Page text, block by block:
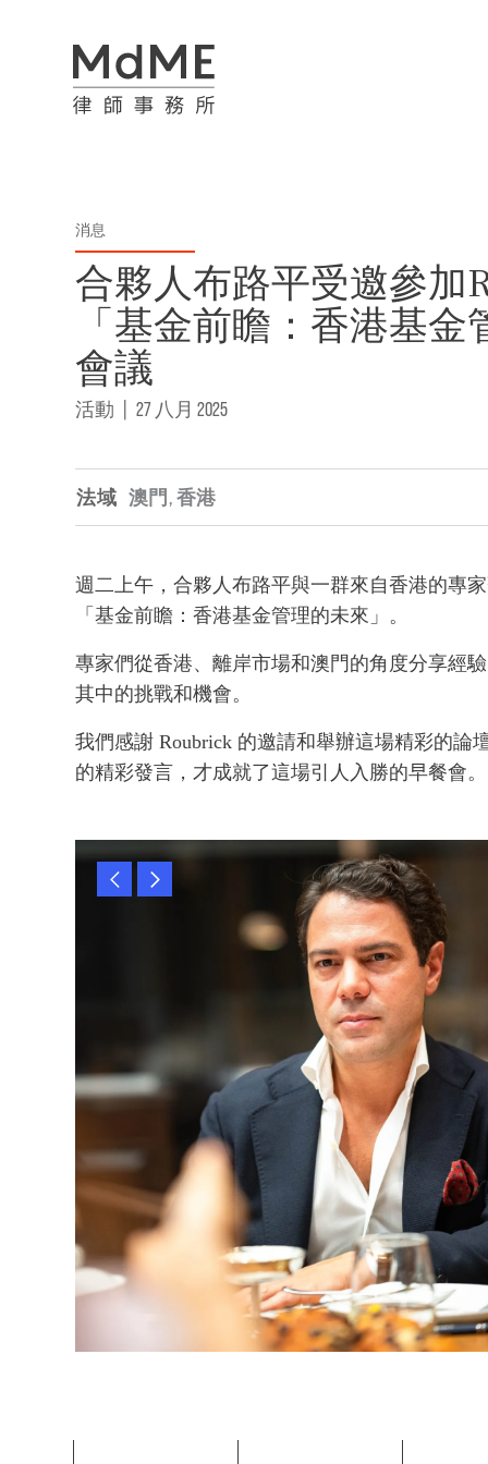
消息
合夥人布路平受邀參加
「基金前瞻：香港基
會議
活動 27 八月 2025
法域 澳門 ,香港
週二上午，合夥人布路平與一群來自香港的專
「基金前瞻：香港基金管理的未來」。
專家們從香港、離岸市場和澳門的角度分享經
其中的挑戰和機會。
我們感謝 Roubrick 的邀請和舉辦這場精彩的論
的精彩發言，才成就了這場引人入勝的早餐會。